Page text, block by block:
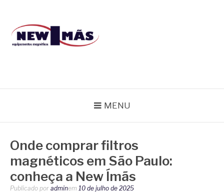
conteúdo
MENU
Onde comprar filtros
magnéticos em São Paulo:
conheça a New Ímãs
Publicado por adminem 10 de julho de 2025